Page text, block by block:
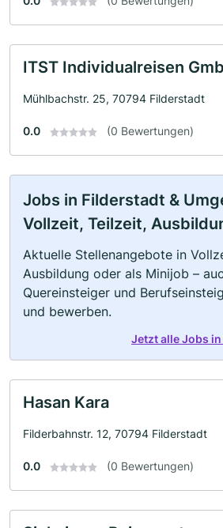
ITST Individualreisen
Mühlbachstr. 25, 70794 Filderstadt
0.0 (0 Bewertungen)
Jobs in Filderstadt &
Vollzeit, Teilzeit,
Aktuelle Stellenangebote in
Ausbildung oder als Minijob –
Quereinsteiger und
und bewerben.
Jetzt alle Jobs
Hasan Kara
Filderbahnstr. 12, 70794 Filderstadt
0.0 (0 Bewertungen)